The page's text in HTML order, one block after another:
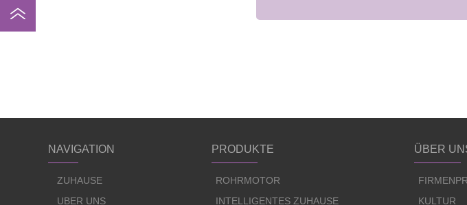
NAVIGATION
ZUHAUSE
ÜBER UNS
PRODUKTE
ROHRMOTOR
INTELLIGENTES ZUHAUSE
ÜBER
KULTUR